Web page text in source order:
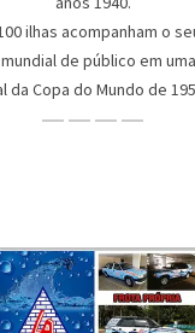
ilhas acompanham o
de público em
da Copa do Mundo de